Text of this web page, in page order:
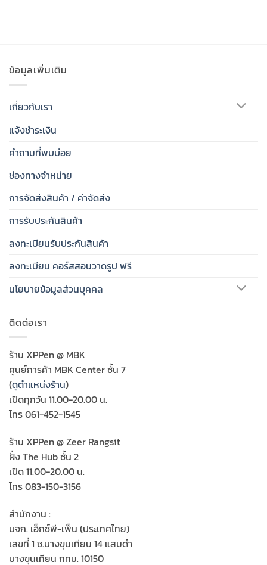
ข้อมูลเพิ่มเติม
เกี่ยวกับเรา
แจ้งชำระเงิน
คำถามที่พบบ่อย
ช่องทางจำหน่าย
การจัดส่งสินค้า / ค่าจัดส่ง
การรับประกันสินค้า
ลงทะเบียนรับประกันสินค้า
ลงทะเบียน คอร์สสอนวาดรูป ฟรี
นโยบายข้อมูลส่วนบุคคล
ติดต่อเรา
ร้าน XPPen @ MBK
ศูนย์การค้า MBK Center ชั้น 7
(ดูตำแหน่งร้าน)
เปิดทุกวัน 11.00-20.00 น.
โทร 061-452-1545
ร้าน XPPen @ Zeer Rangsit
ฝั่ง The Hub ชั้น 2
เปิด 11.00-20.00 น.
โทร 083-150-3156
สำนักงาน :
บจก. เอ็กซ์พี-เพ็น (ประเทศไทย)
เลขที่ 1 ซ.บางขุนเทียน 14 แสมดำ
บางขุนเทียน กทม. 10150